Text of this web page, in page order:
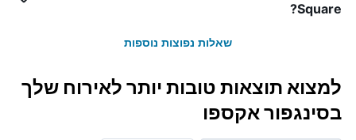
Square?
שאלות נפוצות נוספות
למצוא תוצאות טובות יותר לאירוח שלך
בסינגפור אקספו